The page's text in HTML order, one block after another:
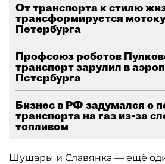
От транспорта к стилю
трансформируется
Петербурга
Профсоюз роботов
транспорт зарулил в
Петербурга
Бизнес в РФ задумался о
транспорта на газ из-за
топливом
Шушары и Славянка — ещё